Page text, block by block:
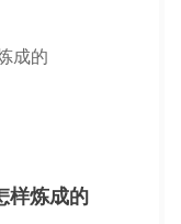
样炼成的